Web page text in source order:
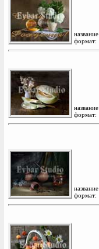
формат:
формат:
формат: